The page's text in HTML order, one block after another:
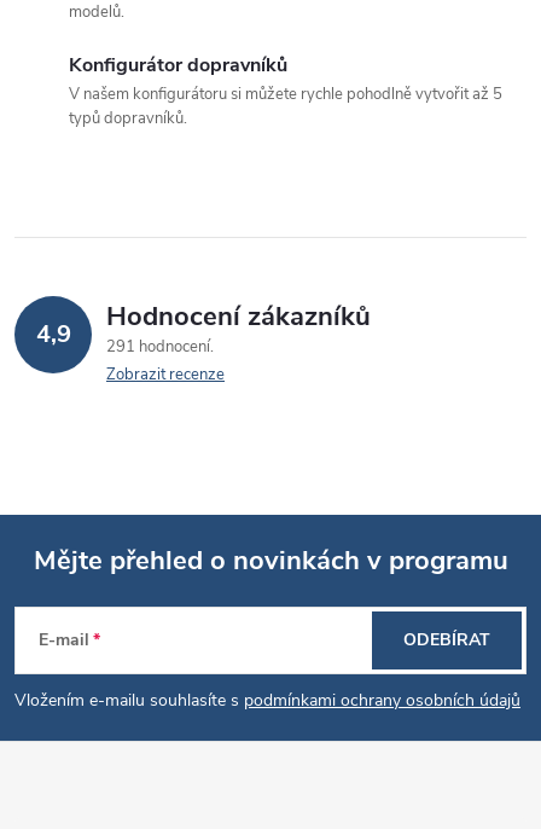
k
v
ý
modelů.
Konfigurátor dopravníků
V našem konfigurátoru si můžete rychle pohodlně vytvořit až 5
typů dopravníků.
4,9 Hodnocení zákazníků
291 hodnocení
Zobrazit recenze
Z
á
p
Mějte přehled o novinkách v programu
E-mail
Vložením e-mailu souhlasíte s podmínkami ochrany osobních údajů
ODEBÍRAT